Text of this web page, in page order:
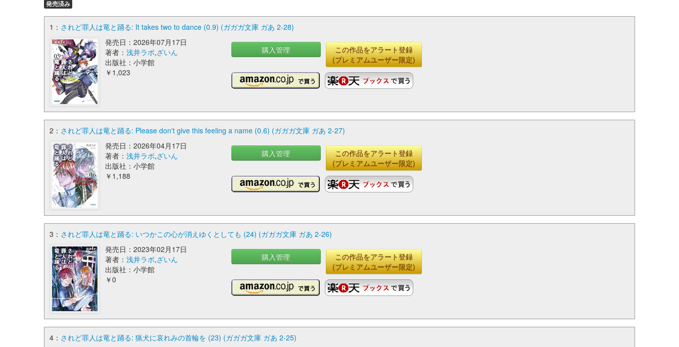
発売済み
1： されど罪人は竜と踊る: It takes two to dance (0.9) (ガガガ文庫 ガあ 2-28)
発売日：2026年07月17日
著者： 浅井ラボ,ざいん
出版社：小学館
￥1,023
購入管理
この作品をアラート登録
(プレミアムユーザー限定)
2： されど罪人は竜と踊る: Please don't give this feeling a name (0.6) (ガガガ文庫 ガあ 2-27)
発売日：2026年04月17日
著者： 浅井ラボ,ざいん
出版社：小学館
￥1,188
購入管理
この作品をアラート登録
(プレミアムユーザー限定)
3： されど罪人は竜と踊る: いつかこの心が消えゆくとしても (24) (ガガガ文庫 ガあ 2-26)
発売日：2023年02月17日
著者： 浅井ラボ,ざいん
出版社：小学館
￥0
購入管理
この作品をアラート登録
(プレミアムユーザー限定)
4： されど罪人は竜と踊る: 猟犬に哀れみの首輪を (23) (ガガガ文庫 ガあ 2-25)